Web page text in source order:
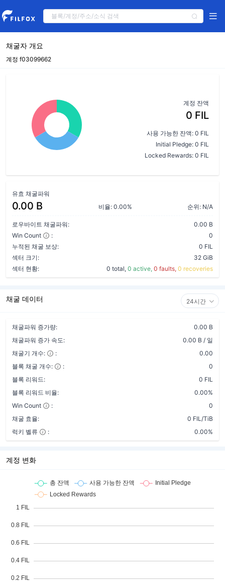
채굴자 개요
계정 f03099662
계정 잔액
0 FIL
사용 가능한 잔액: 0 FIL
Initial Pledge: 0 FIL
Locked Rewards: 0 FIL
유효 채굴파워
0.00 B 비율: 0.00% 순위: N/A
로우바이트 채굴파워:
0.00 B
Win Count
:
0
누적된 채굴 보상:
0 FIL
섹터 크기:
32 GiB
섹터 현황:
0 total, 0 active, 0 faults, 0 recoveries
채굴 데이터 24시간
채굴파워 증가량:
0.00 B
채굴파워 증가 속도:
0.00 B / 일
채굴기 개수:
:
0.00
블록 채굴 개수:
:
0
블록 리워드:
0 FIL
블록 리워드 비율:
0.00%
Win Count
:
0
채굴 효율:
0 FIL/TiB
럭키 벨류
: 0.00%
계정 변화